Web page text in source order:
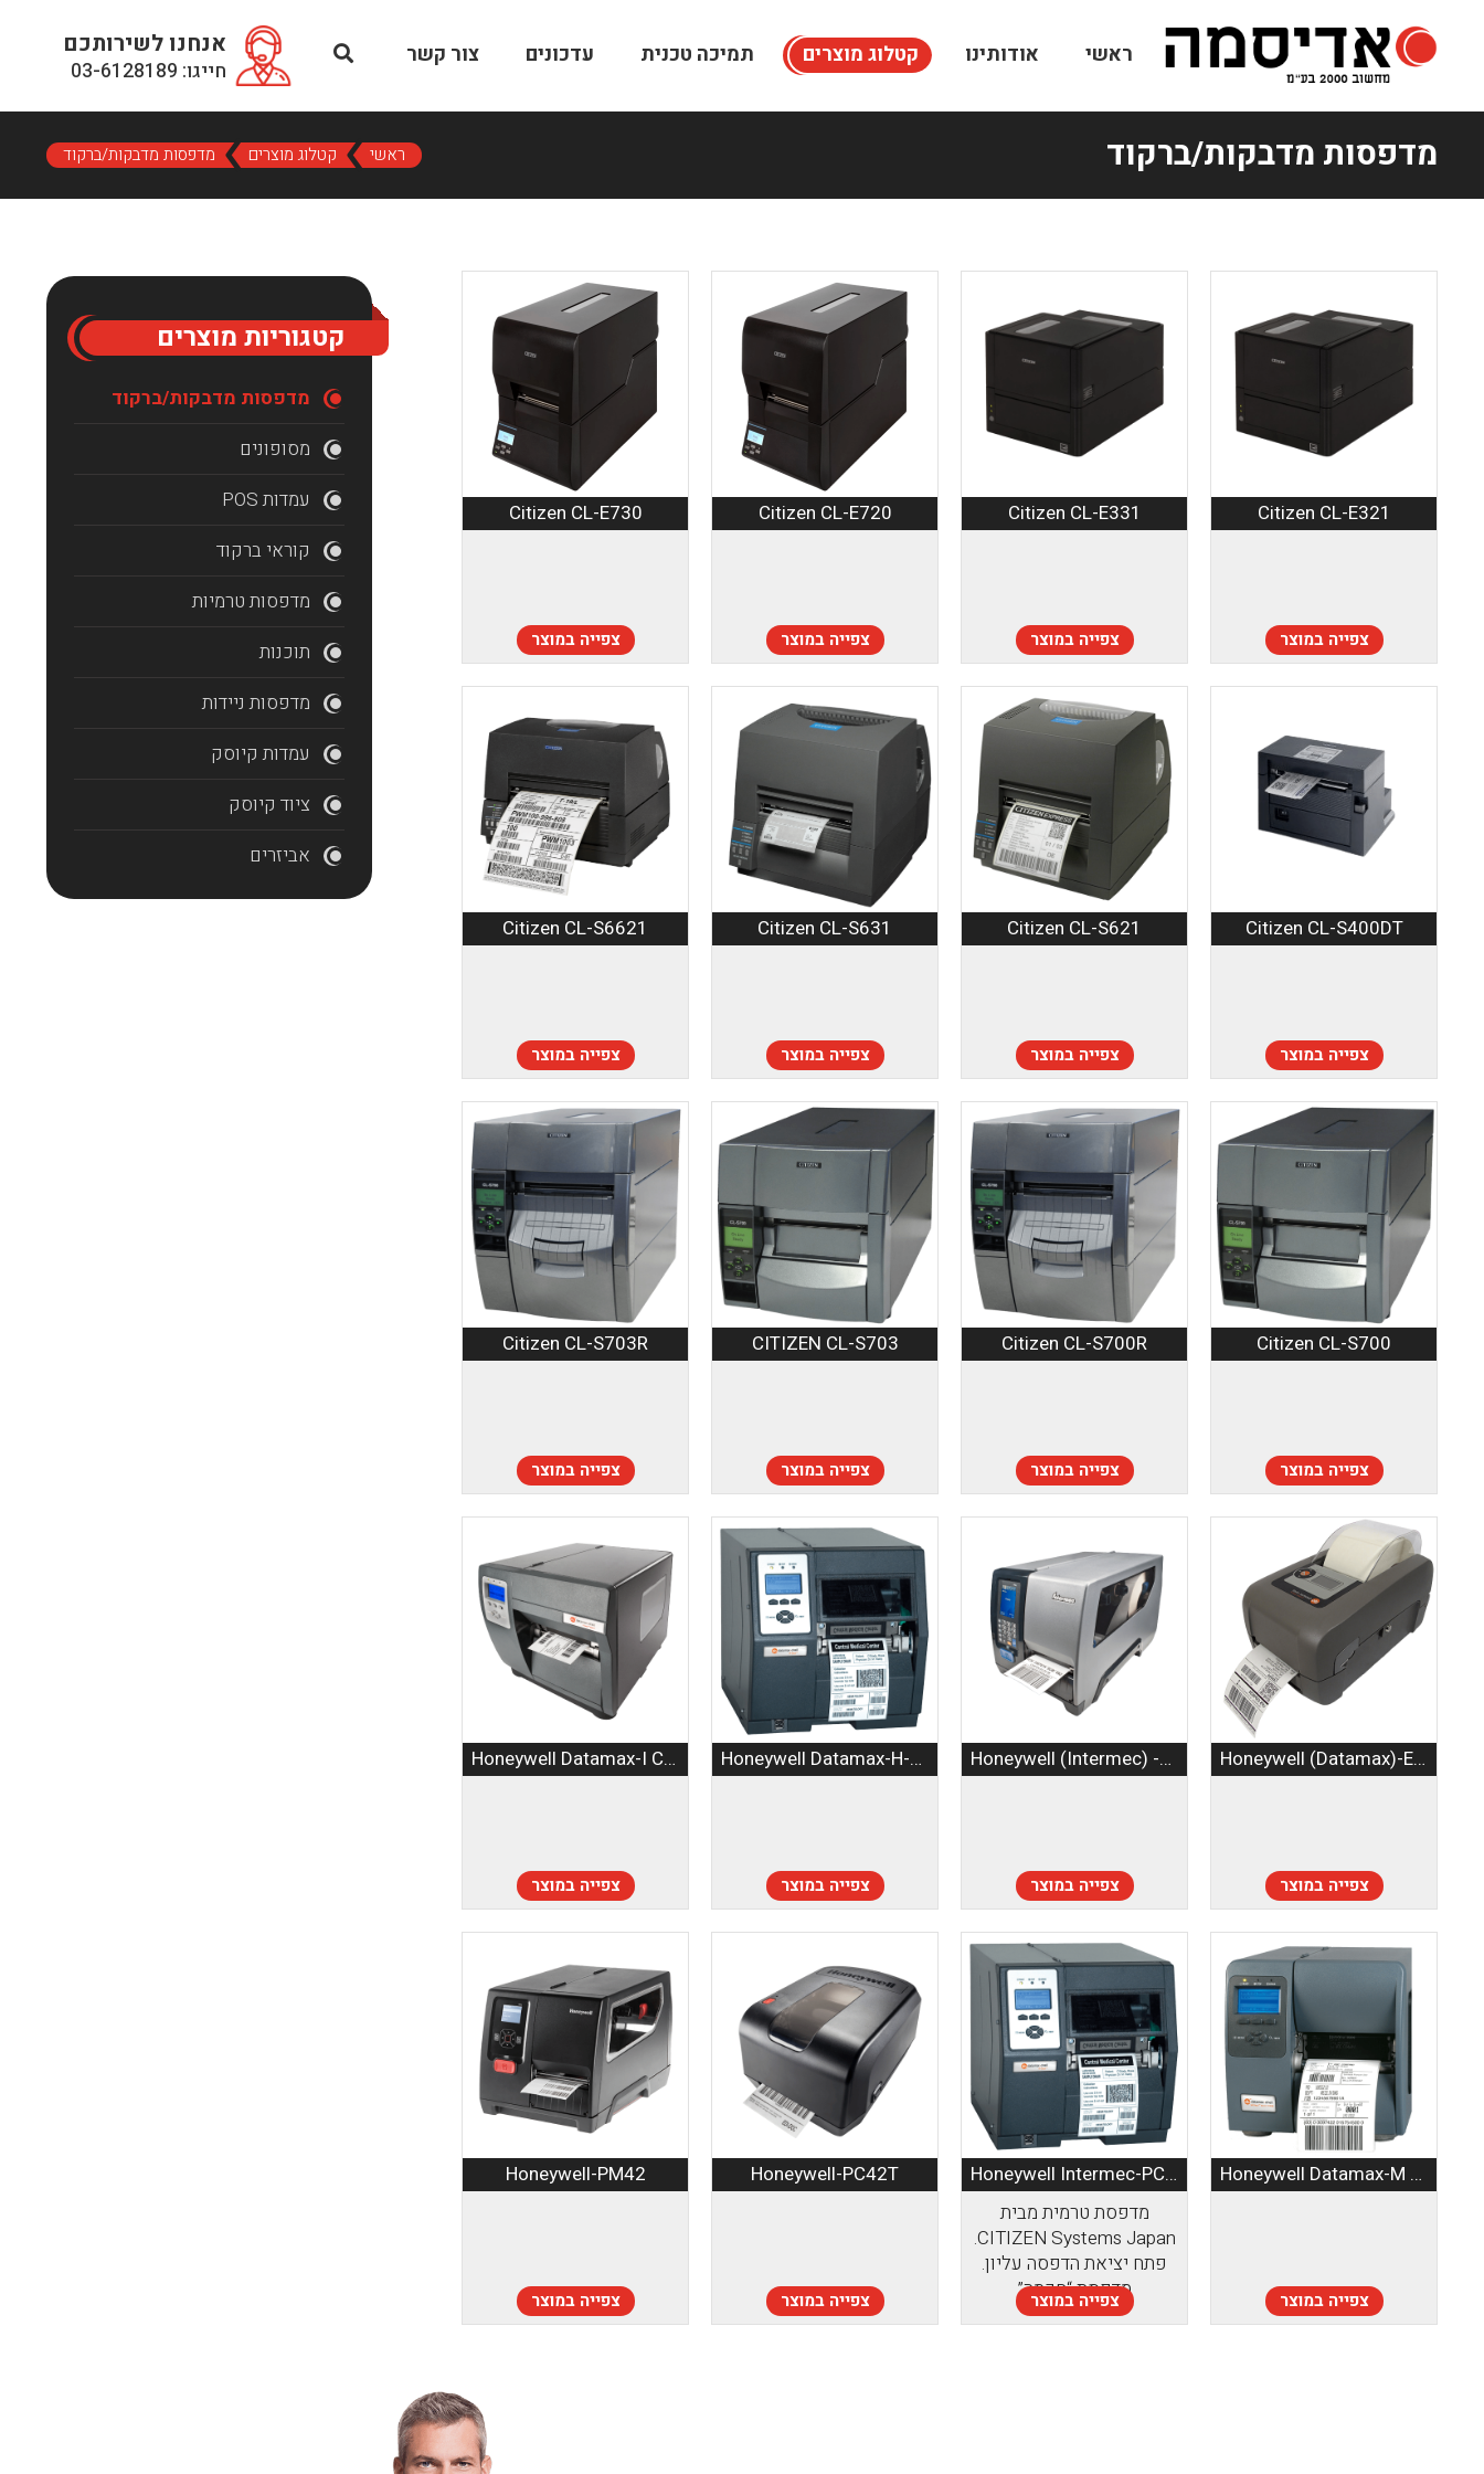
ראשי אודותינו קטלוג מוצרים תמיכה טכנית עדכונים צור קשר אנחנו לשירותכם
חייגו: 03-6128189
מדפסות מדבקות/ברקוד ראשי קטלוג מוצרים מדפסות מדבקות/ברקוד
Citizen CL-E321
צפייה במוצר
Citizen CL-E331
צפייה במוצר
Citizen CL-E720
צפייה במוצר
Citizen CL-E730
צפייה במוצר
Citizen CL-S400DT
צפייה במוצר
Citizen CL-S621
צפייה במוצר
Citizen CL-S631
צפייה במוצר
Citizen CL-S6621
צפייה במוצר
Citizen CL-S700
צפייה במוצר
Citizen CL-S700R
צפייה במוצר
CITIZEN CL-S703
צפייה במוצר
Citizen CL-S703R
צפייה במוצר
Honeywell (Datamax)-E-Class Mark II
צפייה במוצר
Honeywell (Intermec) -PM43
צפייה במוצר
Honeywell Datamax-H-Class
צפייה במוצר
Honeywell Datamax-I Class II
צפייה במוצר
Honeywell Datamax-M Class Mark II
צפייה במוצר
Honeywell Intermec-PC43t
מדפסת טרמית מבית
CITIZEN Systems Japan.
פתח יציאת הדפסה עליון.
מדפסת “חכמה”
צפייה במוצר
Honeywell-PC42T
צפייה במוצר
Honeywell-PM42
צפייה במוצר
קטגוריות מוצרים
מדפסות מדבקות/ברקוד
מסופונים
עמדות POS
קוראי ברקוד
מדפסות טרמיות
תוכנות
מדפסות ניידות
עמדות קיוסק
ציוד קיוסק
אביזרים